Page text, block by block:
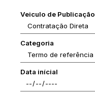
Veiculo de Publicação
Categoria
Data inícial